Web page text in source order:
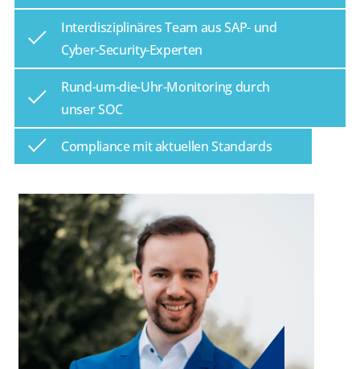
Interdisziplinäres Team aus SAP- und
Cyber-Security-Experten
Rund-um-die-Uhr-Monitoring durch
unser SOC
Compliance mit aktuellen Standards